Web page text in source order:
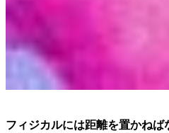
フィジカルには距離を置かね